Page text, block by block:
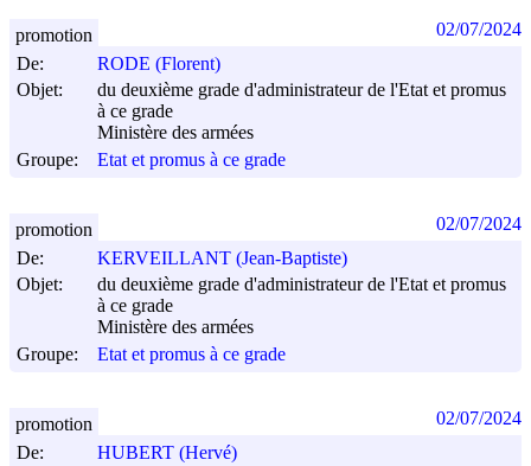
De:
RODE (Florent)
Objet:
du deuxième grade d'administrateur de l'Etat et promus
à ce grade
Ministère des armées
Groupe:
Etat et promus à ce grade
promotion 02/07/2024
De:
KERVEILLANT (Jean-Baptiste)
Objet:
du deuxième grade d'administrateur de l'Etat et promus
à ce grade
Ministère des armées
Groupe:
Etat et promus à ce grade
promotion 02/07/2024
De:
HUBERT (Hervé)
promotion 02/07/2024